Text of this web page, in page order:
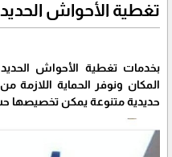
تغطية الأحواش
بخدمات تغطية الأحواش
المكان ونوفر الحماية
حديدية متنوعة يمكن تخصيصها